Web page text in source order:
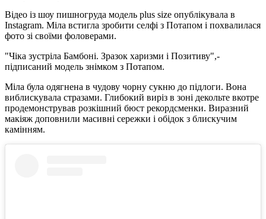
Відео із шоу пишногруда модель plus size опублікувала в
Instagram. Міла встигла зробити селфі з Потапом і похвалилася
фото зі своїми фоловерами.
"Чіка зустріла Бамбоні. Зразок харизми і Позитиву",-
підписаний модель знімком з Потапом.
Міла була одягнена в чудову чорну сукню до підлоги. Вона
виблискувала стразами. Глибокий виріз в зоні декольте вкотре
продемонстрував розкішний бюст рекордсменки. Виразний
макіяж доповнили масивні сережки і обідок з блискучим
камінням.